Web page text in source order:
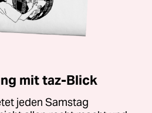
mit taz-Blick
jeden Samstag